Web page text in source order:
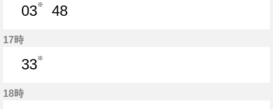
03※
48
17時
33※
18時